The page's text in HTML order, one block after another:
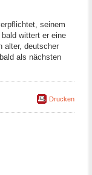
seinem
wittert er eine
alter, deutscher
als nächsten
Drucken